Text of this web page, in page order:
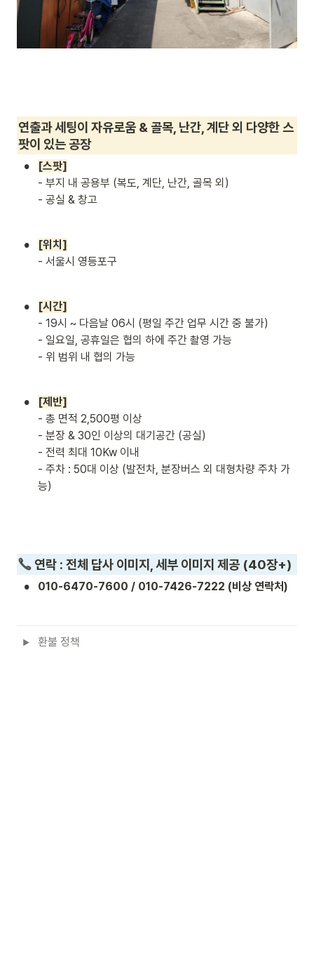
연출과 세팅이 자유로움 & 골목, 난간, 계단 외 다양한 스
팟이 있는 공장
•
- 부지 내 공용부 (복도, 계단, 난간, 골목 외)
- 공실 & 창고
•
- 서울시 영등포구
•
- 19시 ~ 다음날 06시 (평일 주간 업무 시간 중 불가)
- 일요일, 공휴일은 협의 하에 주간 촬영 가능
- 위 범위 내 협의 가능
•
[제반]
- 총 면적 2,500평 이상
- 분장 & 30인 이상의 대기공간 (공실)
- 전력 최대 10Kw 이내
- 주차 : 50대 이상 (발전차, 분장버스 외 대형차량 주차 가
능)
연락 : 전체 답사 이미지, 세부 이미지 제공 (40장+)
• 010-6470-7600 / 010-7426-7222 (비상 연락처)
환불 정책